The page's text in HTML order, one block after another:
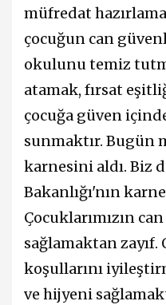
müfredat
çocuğun can
okulunu temiz
atamak, fırsat
çocuğa güven
sunmaktır. Bugün
karnesini aldı. Biz
Bakanlığı'nın
Çocuklarımızın
sağlamaktan
koşullarını
ve hijyeni